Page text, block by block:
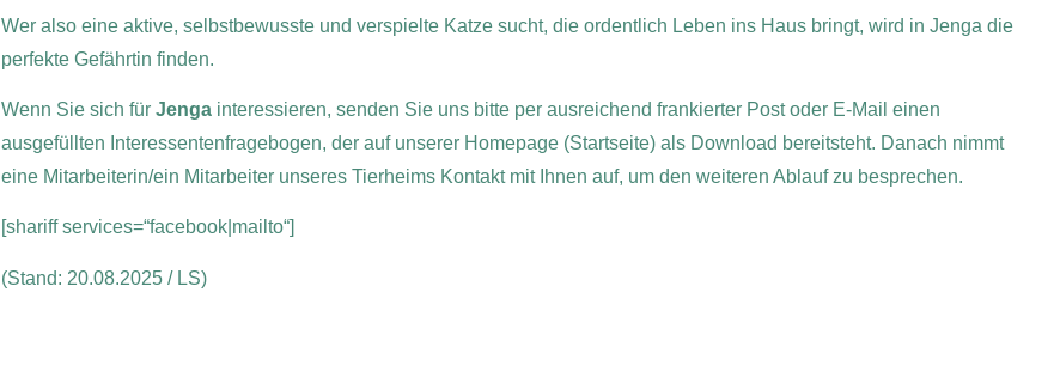
Wer also eine aktive, selbstbewusste und verspielte Katze sucht, die ordentlich Leben ins Haus bringt, wird in Jenga die
perfekte Gefährtin finden.
Wenn Sie sich fürJenga interessieren, senden Sie uns bitte per ausreichend frankierter Post oder E-Mail einen
ausgefüllten Interessentenfragebogen, der auf unserer Homepage (Startseite) als Download bereitsteht. Danach nimmt
eine Mitarbeiterin/ein Mitarbeiter unseres Tierheims Kontakt mit Ihnen auf, um den weiteren Ablauf zu besprechen.
[shariff services=“facebook|mailto“]
(Stand: 20.08.2025 / LS)